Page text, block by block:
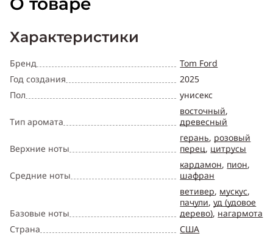
Характеристики
Бренд
Год создания
Пол
Тип аромата
Верхние ноты
Средние ноты
Базовые ноты
Страна
Tom Ford
2025
унисекс
восточный,
древесный
герань, розовый
перец, цитрусы
кардамон, пион,
шафран
ветивер, мускус,
пачули,уд (удовое
дерево), нагармота
США